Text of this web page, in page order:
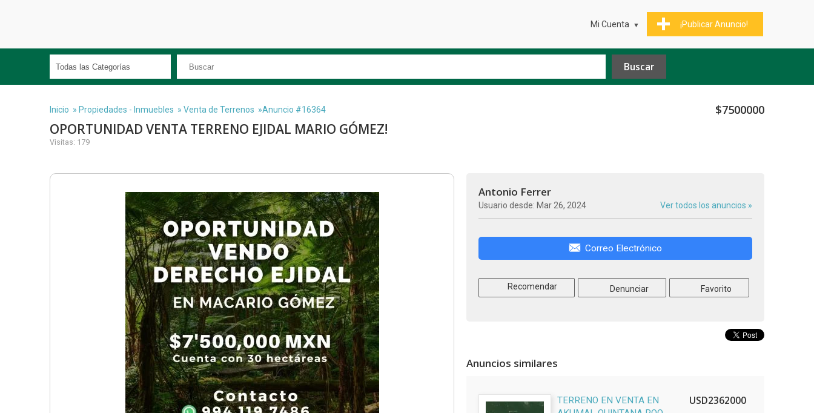
¡Publicar Anuncio!
Mi Cuenta
Inicio » Propiedades - Inmuebles » Venta de Terrenos »Anuncio #16364 $7500000
OPORTUNIDAD VENTA TERRENO EJIDAL MARIO GÓMEZ!
Visitas: 179
Antonio Ferrer
Usuario desde: Mar 26, 2024 Ver todos los anuncios »
Correo Electrónico
Recomendar Denunciar Favorito
Anuncios similares
TERRENO EN VENTA EN
USD2362000